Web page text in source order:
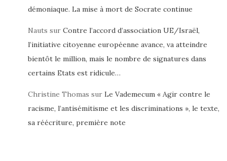
démoniaque. La mise à mort de Socrate continue
Nauts sur Contre l’accord d’association UE/Israël,
l’initiative citoyenne européenne avance, va atteindre
bientôt le million, mais le nombre de signatures dans
certains Etats est ridicule…
Christine Thomas sur Le Vademecum « Agir contre le
racisme, l’antisémitisme et les discriminations », le texte,
sa réécriture, première note